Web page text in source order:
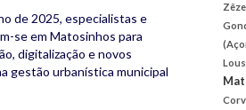
de 2025, especialistas e
se em Matosinhos para
digitalização e novos
gestão urbanística municipal